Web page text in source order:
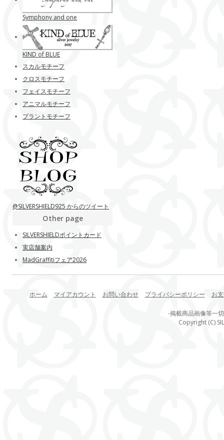
Symphony and one
KIND of BLUE
スカルモチーフ
クロスモチーフ
フェイスモチーフ
アニマルモチーフ
プラントモチーフ
@SILVERSHIELD925 からのツイート
Other page
SILVERSHIELDポイントカード
実店舗案内
MadGraffitiフェア2026
ホーム マイアカウント お問い合わせ プライバシーポリシー お
-掲載商品画像等一
Copyright (C)